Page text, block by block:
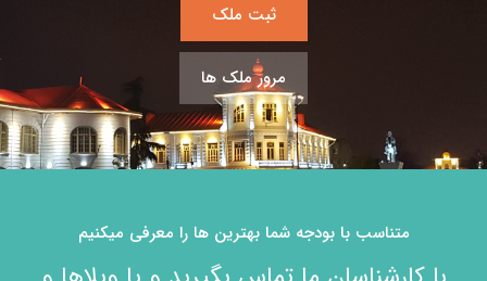
ثبت ملک
مرور ملک ها
متناسب با بودجه شما بهترین ها را معرفی میکنیم